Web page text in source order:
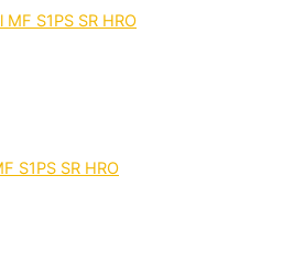
S1PS SR HRO